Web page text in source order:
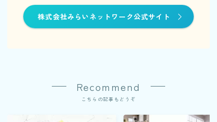
株式会社みらいネットワーク公式サイト
Recommend
こちらの記事もどうぞ